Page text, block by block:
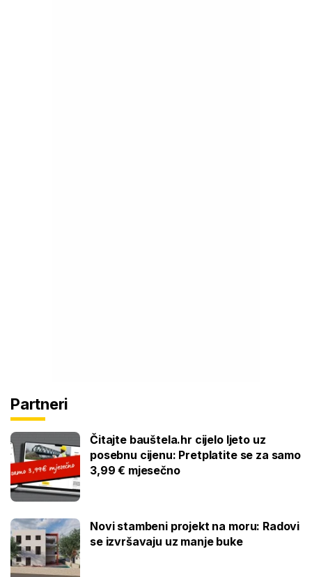
Partneri
Čitajte bauštela.hr cijelo ljeto uz
posebnu cijenu: Pretplatite se za samo
3,99 € mjesečno
Novi stambeni projekt na moru: Radovi
se izvršavaju uz manje buke